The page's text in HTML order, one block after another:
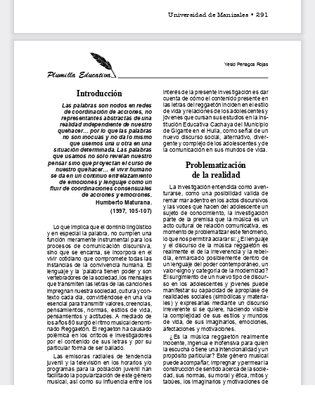
Reglamentos
Resoluciones
Acuerdos
Gestión Integral
Derechos pecuniarios y valores de
matrícula
Permanencia ESAL
Calendario Académico
Rutas de atención
Este portal usa cookies para mejorar su experiencia de
usuario. Al utilizar nuestro sitio web, usted acepta nuestra
Política de cookies.
Aceptar